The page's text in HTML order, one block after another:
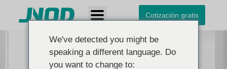
Cotización gratis
We've detected you might be
speaking a different language. Do
you want to change to: